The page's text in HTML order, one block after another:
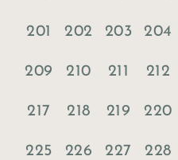
201 202 203 204
209 210 211 212
217 218 219 220
225 226 227 228